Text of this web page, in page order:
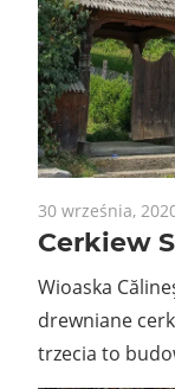
30 września,
Cerkiew
Wioaska
drewniane
trzecia to